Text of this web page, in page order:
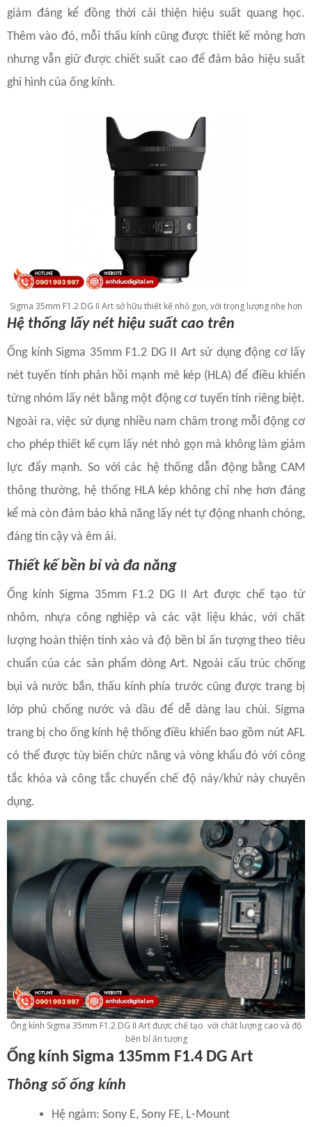
giảm đáng kể đồng thời cải thiện hiệu suất quang học.
Thêm vào đó, mỗi thấu kính cũng được thiết kế mỏng hơn
nhưng vẫn giữ được chiết suất cao để đảm bảo hiệu suất
ghi hình của ống kính.
Sigma 35mm F1.2 DG II Art sở hữu thiết kế nhỏ gọn, với trọng lượng nhẹ hơn
Hệ thống lấy nét hiệu suất cao trên
Ống kính Sigma 35mm F1.2 DG II Art sử dụng động cơ lấy
nét tuyến tính phản hồi mạnh mẽ kép (HLA) để điều khiển
từng nhóm lấy nét bằng một động cơ tuyến tính riêng biệt.
Ngoài ra, việc sử dụng nhiều nam châm trong mỗi động cơ
cho phép thiết kế cụm lấy nét nhỏ gọn mà không làm giảm
lực đẩy mạnh. So với các hệ thống dẫn động bằng CAM
thông thường, hệ thống HLA kép không chỉ nhẹ hơn đáng
kể mà còn đảm bảo khả năng lấy nét tự động nhanh chóng,
đáng tin cậy và êm ái.
Thiết kế bền bỉ và đa năng
Ống kính Sigma 35mm F1.2 DG II Art được chế tạo từ
nhôm, nhựa công nghiệp và các vật liệu khác, với chất
lượng hoàn thiện tinh xảo và độ bền bỉ ấn tượng theo tiêu
chuẩn của các sản phẩm dòng Art. Ngoài cấu trúc chống
bụi và nước bắn, thấu kính phía trước cũng được trang bị
lớp phủ chống nước và dầu để dễ dàng lau chùi. Sigma
trang bị cho ống kính hệ thống điều khiển bao gồm nút AFL
có thể được tùy biến chức năng và vòng khẩu đó với công
tắc khóa và công tắc chuyển chế độ nảy/khử này chuyên
dụng.
Ống kính Sigma 35mm F1.2 DG II Art được chế tạo với chất lượng cao và độ
bền bỉ ấn tượng
Ống kính Sigma 135mm F1.4 DG Art
Thông số ống kính
Hệ ngàm: Sony E, Sony FE, L-Mount